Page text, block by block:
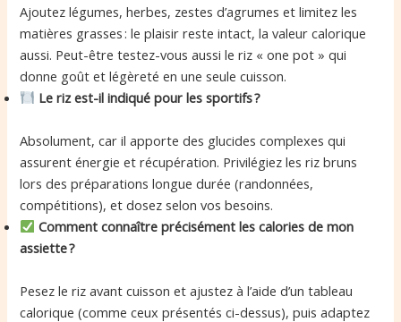
Ajoutez légumes, herbes, zestes d’agrumes et limitez les
matières grasses : le plaisir reste intact, la valeur calorique
aussi. Peut-être testez-vous aussi le riz « one pot » qui
donne goût et légèreté en une seule cuisson.
Le riz est-il indiqué pour les sportifs ?
Absolument, car il apporte des glucides complexes qui
assurent énergie et récupération. Privilégiez les riz bruns
lors des préparations longue durée (randonnées,
compétitions), et dosez selon vos besoins.
Comment connaître précisément les calories de mon
assiette ?
Pesez le riz avant cuisson et ajustez à l’aide d’un tableau
calorique (comme ceux présentés ci-dessus), puis adaptez